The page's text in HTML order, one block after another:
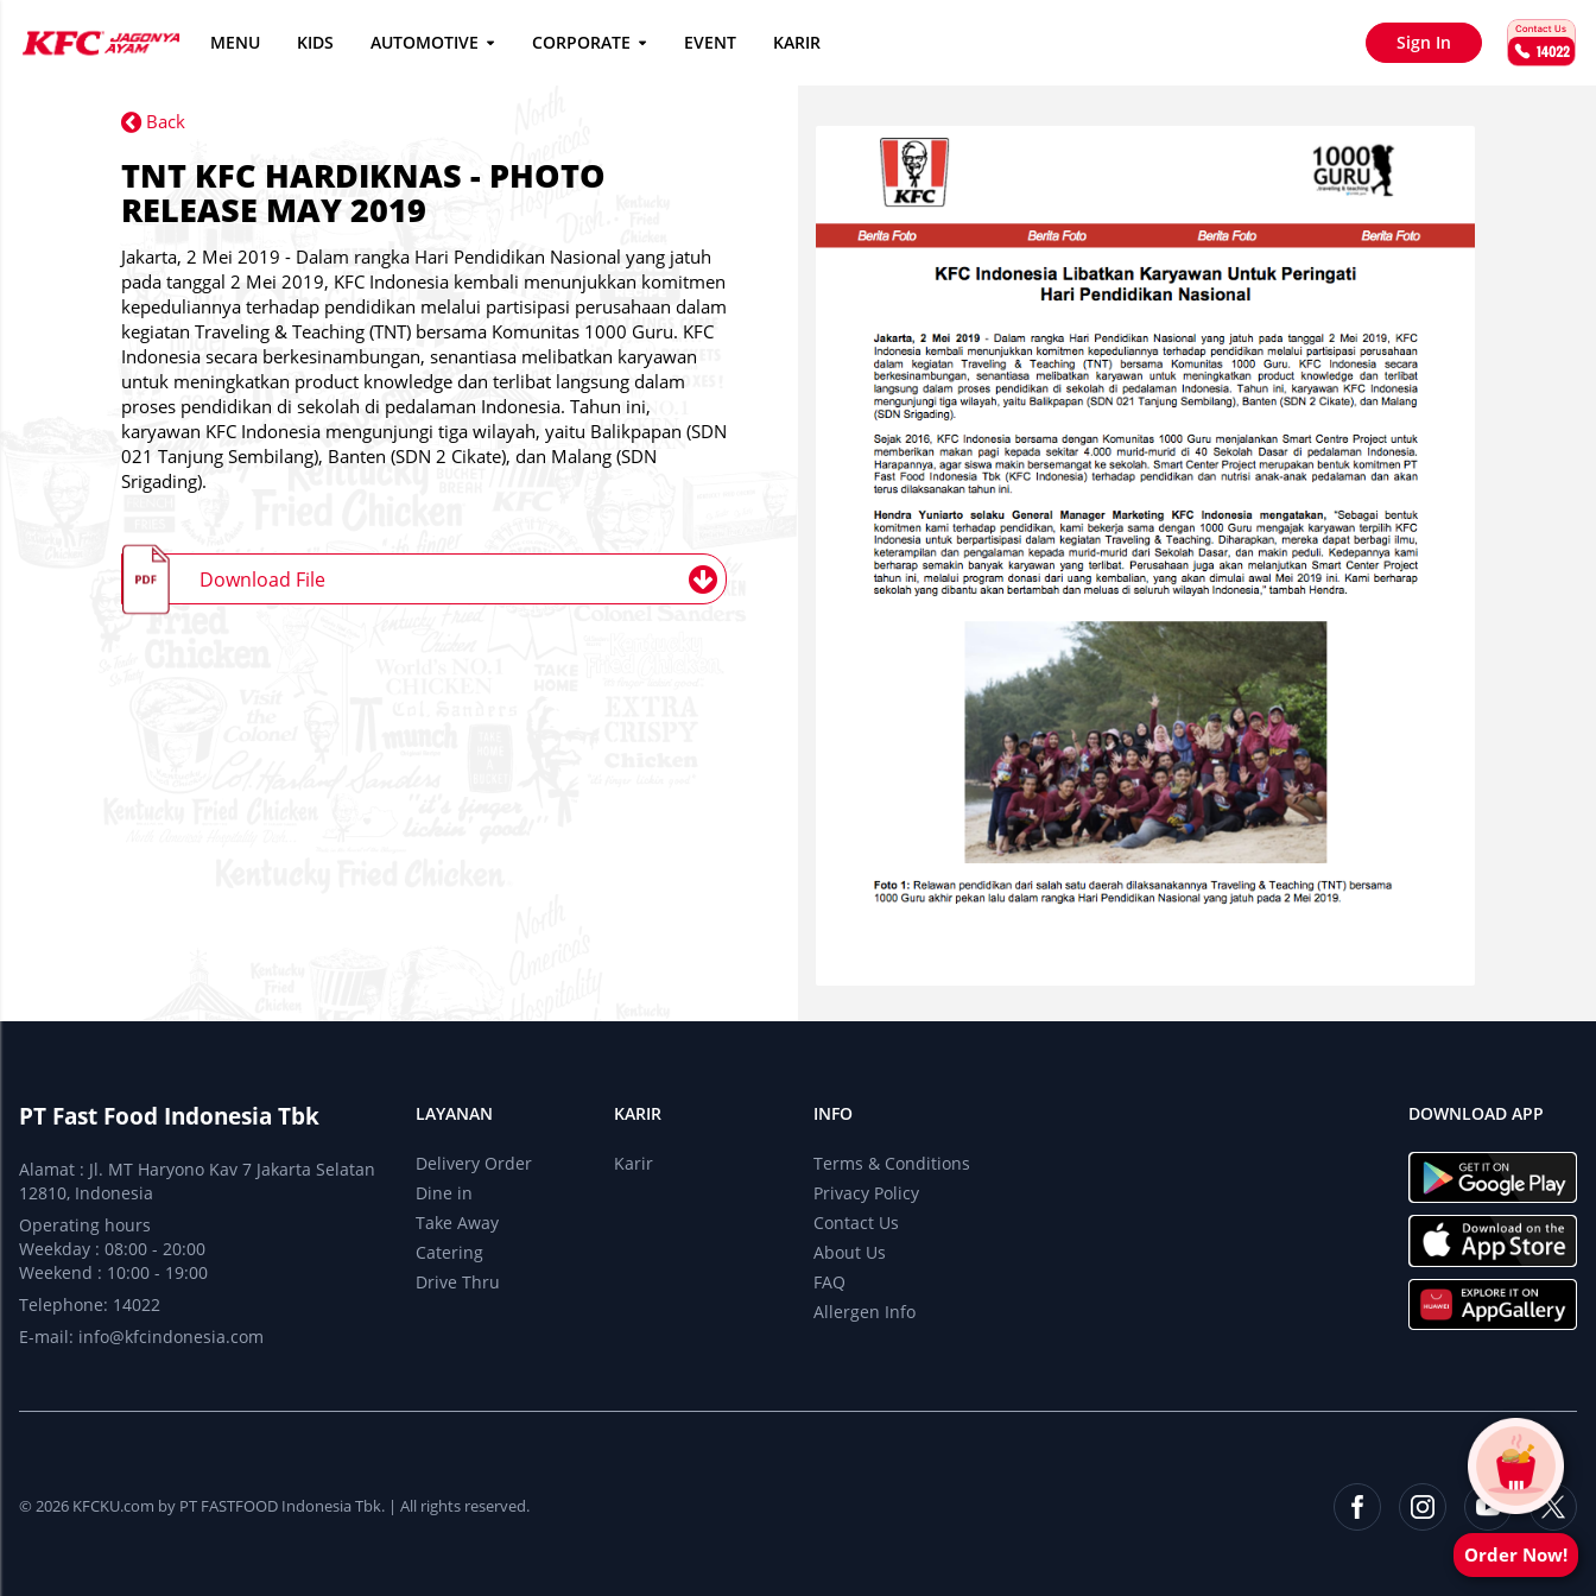
MENU KIDS AUTOMOTIVE CORPORATE EVENT KARIR Sign In
Back
TNT KFC HARDIKNAS - PHOTO
RELEASE MAY 2019
Jakarta, 2 Mei 2019 - Dalam rangka Hari Pendidikan Nasional yang jatuh
pada tanggal 2 Mei 2019, KFC Indonesia kembali menunjukkan komitmen
kepeduliannya terhadap pendidikan melalui partisipasi perusahaan dalam
kegiatan Traveling & Teaching (TNT) bersama Komunitas 1000 Guru. KFC
Indonesia secara berkesinambungan, senantiasa melibatkan karyawan
untuk meningkatkan product knowledge dan terlibat langsung dalam
proses pendidikan di sekolah di pedalaman Indonesia. Tahun ini,
karyawan KFC Indonesia mengunjungi tiga wilayah, yaitu Balikpapan (SDN
021 Tanjung Sembilang), Banten (SDN 2 Cikate), dan Malang (SDN
Srigading).
Download File
PT Fast Food Indonesia Tbk
Alamat : Jl. MT Haryono Kav 7 Jakarta Selatan
12810, Indonesia
Operating hours
Weekday : 08:00 - 20:00
Weekend : 10:00 - 19:00
Telephone: 14022
E-mail: info@kfcindonesia.com
LAYANAN
Delivery Order
Dine in
Take Away
Catering
Drive Thru
KARIR
Karir
INFO
Terms & Conditions
Privacy Policy
Contact Us
About Us
FAQ
Allergen Info
DOWNLOAD APP
© 2026 KFCKU.com by PT FASTFOOD Indonesia Tbk. | All rights reserved.
Order Now!